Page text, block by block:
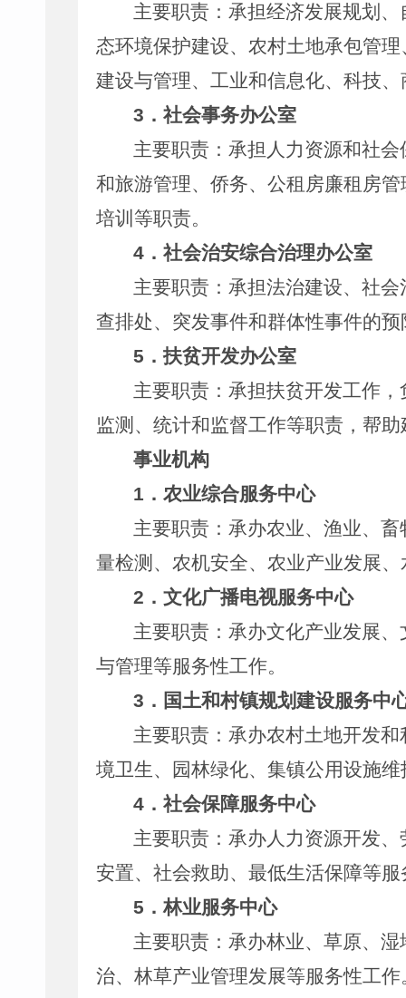
主要职责：承担经济发展规划
态环境保护建设、农村土地承包管
建设与管理、工业和信息化、科技
3 ．社会事务办公室
主要职责：承担人力资源和社
和旅游管理、侨务、公租房廉租房
培训等职责。
4 ．社会治安综合治理办公室
主要职责：承担法治建设、社
查排处、突发事件和群体性事件的
5 ．扶贫开发办公室
主要职责：承担扶贫开发工作
监测、统计和监督工作等职责，帮
事业机构
1 ．农业综合服务中心
主要职责：承办农业、渔业、
量检测、农机安全、农业产业发展
2 ．文化广播电视服务中心
主要职责：承办文化产业发展
与管理等服务性工作。
3 ．国土和村镇规划建设服务中
主要职责：承办农村土地开发
境卫生、园林绿化、集镇公用设施
4 ．社会保障服务中心
主要职责：承办人力资源开发
安置、社会救助、最低生活保障等
5 ．林业服务中心
主要职责：承办林业、草原、
治、林草产业管理发展等服务性工作